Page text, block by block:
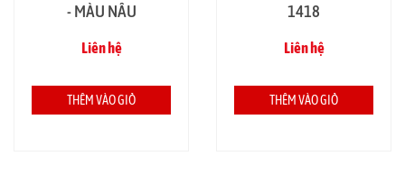
- MÀU NÂU
Liên hệ
THÊM VÀO GIỎ
1418
Liên hệ
THÊM VÀO GIỎ